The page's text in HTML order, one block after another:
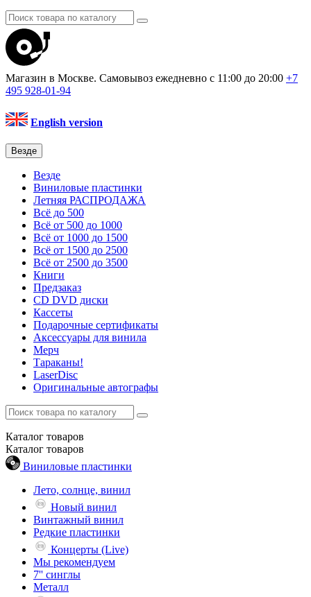
Магазин в Москве. Самовывоз ежедневно с 11:00 до 20:00 +7
495 928-01-94
English version
Везде
Везде
Виниловые пластинки
Летняя РАСПРОДАЖА
Всё до 500
Всё от 500 до 1000
Всё от 1000 до 1500
Всё от 1500 до 2500
Всё от 2500 до 3500
Книги
Предзаказ
CD DVD диски
Кассеты
Подарочные сертификаты
Аксессуары для винила
Мерч
Тараканы!
LaserDisc
Оригинальные автографы
Каталог товаров
Каталог товаров
Виниловые пластинки
Лето, солнце, винил
Новый винил
Винтажный винил
Редкие пластинки
Концерты (Live)
Мы рекомендуем
7'' синглы
Металл